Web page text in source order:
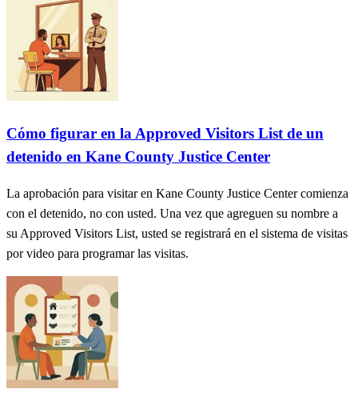
Cómo figurar en la Approved Visitors List de un
detenido en Kane County Justice Center
La aprobación para visitar en Kane County Justice Center comienza
con el detenido, no con usted. Una vez que agreguen su nombre a
su Approved Visitors List, usted se registrará en el sistema de visitas
por video para programar las visitas.